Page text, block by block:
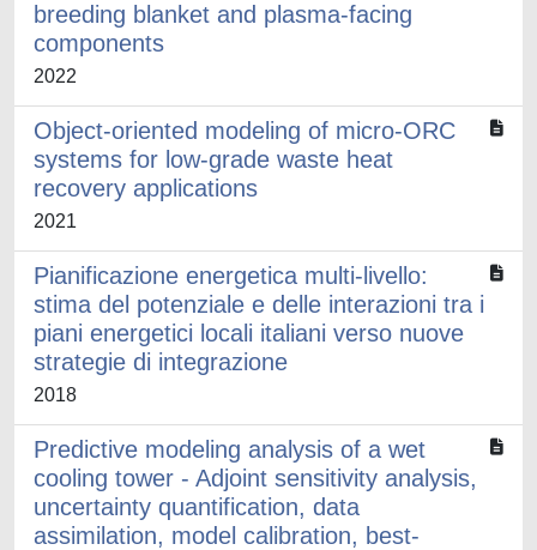
breeding blanket and plasma-facing
components
2022
Object-oriented modeling of micro-ORC
systems for low-grade waste heat
recovery applications
2021
Pianificazione energetica multi-livello:
stima del potenziale e delle interazioni tra i
piani energetici locali italiani verso nuove
strategie di integrazione
2018
Predictive modeling analysis of a wet
cooling tower - Adjoint sensitivity analysis,
uncertainty quantification, data
assimilation, model calibration, best-